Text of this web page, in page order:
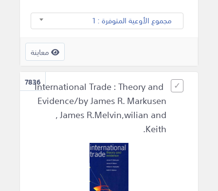
مجموع الأوعية المتوفرة : 1
معاينة
7836International Trade : Theory and
Evidence/by James R. Markusen
, James R.Melvin,wilian and
Keith.